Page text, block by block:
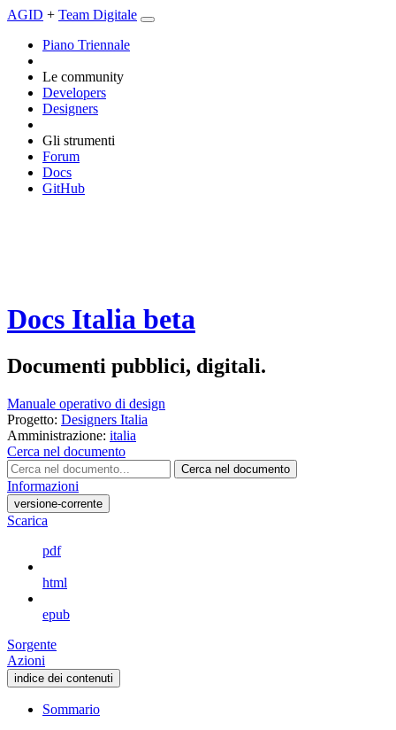
AGID + Team Digitale
Piano Triennale
Le community
Developers
Designers
Gli strumenti
Forum
Docs
GitHub
Docs Italia beta
Documenti pubblici, digitali.
Manuale operativo di design
Progetto: Designers Italia
Amministrazione: italia
Cerca nel documento
Cerca nel documento
Informazioni
versione-corrente
Scarica
pdf
html
epub
Sorgente
Azioni
indice dei contenuti
Sommario